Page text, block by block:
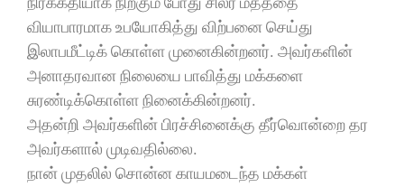
வியாபாரமாக உபயோகித்து விற்பனை செய்து
இலாபமீட்டிக் கொள்ள முனைகின்றனர். அவர்களின்
அனாதரவான நிலையை பாவித்து மக்களை
சுரண்டிக்கொள்ள நினைக்கின்றனர்.
அதன்றி அவர்களின் பிரச்சினைக்கு தீர்வொன்றை தர
அவர்களால் முடிவதில்லை.
நான் முதலில் சொன்ன காயமடைந்த மக்கள்